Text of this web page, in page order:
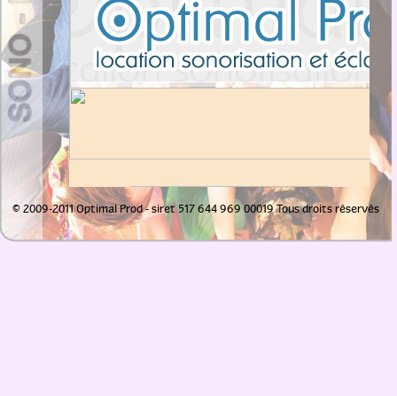
© 2009-2011 Optimal Prod - siret 517 644 969 00019 Tous droits réservés